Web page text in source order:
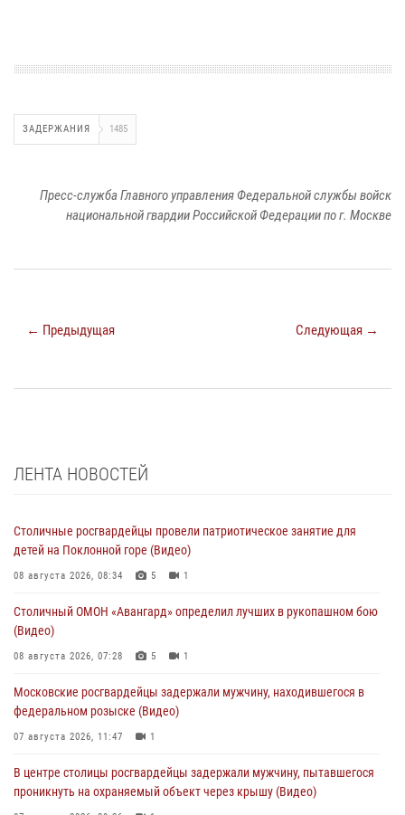
ЗАДЕРЖАНИЯ 1485
Пресс-служба Главного управления Федеральной службы войск
национальной гвардии Российской Федерации по г. Москве
← Предыдущая Следующая →
ЛЕНТА НОВОСТЕЙ
Столичные росгвардейцы провели патриотическое занятие для
детей на Поклонной горе (Видео)
08 августа 2026, 08:34 5 1
Столичный ОМОН «Авангард» определил лучших в рукопашном бою
(Видео)
08 августа 2026, 07:28 5 1
Московские росгвардейцы задержали мужчину, находившегося в
федеральном розыске (Видео)
07 августа 2026, 11:47 1
В центре столицы росгвардейцы задержали мужчину, пытавшегося
проникнуть на охраняемый объект через крышу (Видео)